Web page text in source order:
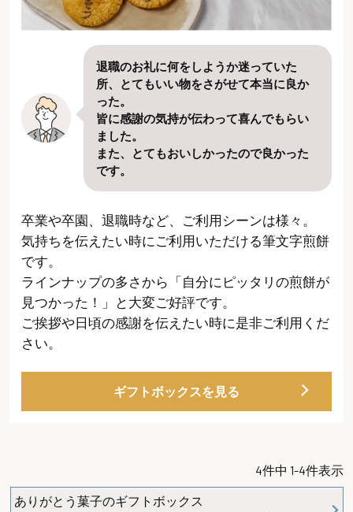
退職のお礼に何をしようか迷っていた
所、とてもいい物をさがせて本当に良か
った。
皆に感謝の気持が伝わって喜んでもらい
ました。
また、とてもおいしかったので良かった
です。
卒業や卒園、退職時など、ご利用シーンは様々。
気持ちを伝えたい時にご利用いただける筆文字煎餅
です。
ラインナップの多さから「自分にピッタリの煎餅が
見つかった！」と大変ご好評です。
ご挨拶や日頃の感謝を伝えたい時に是非ご利用くだ
さい。
ギフトボックスを見る
4件中 1-4件表示
ありがとう菓子のギフトボックス